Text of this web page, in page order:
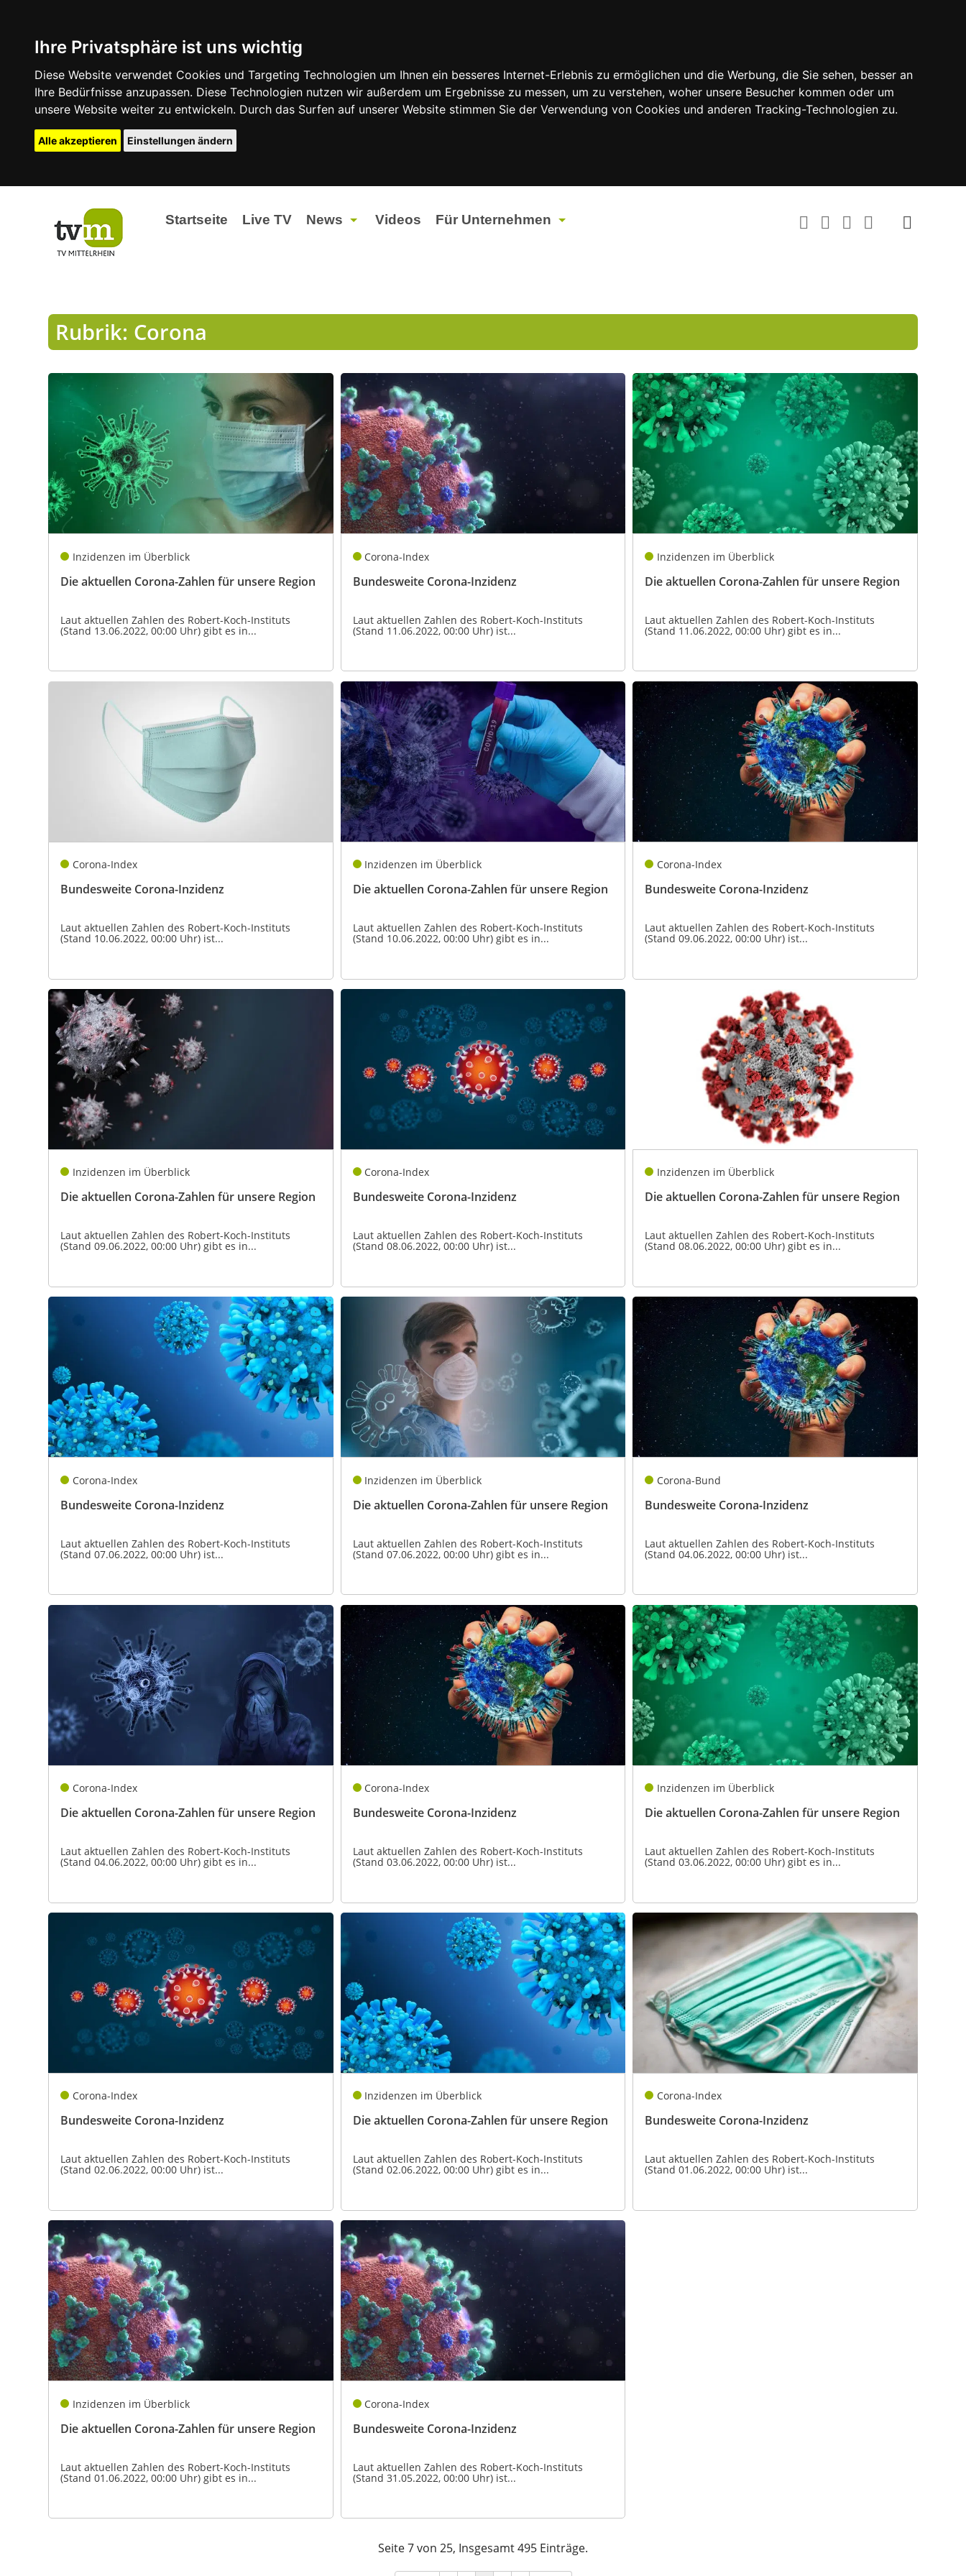
Ihre Privatsphäre ist uns wichtig
Diese Website verwendet Cookies und Targeting Technologien um Ihnen ein besseres Internet-Erlebnis zu ermöglichen und die Werbung, die Sie sehen, besser an
Ihre Bedürfnisse anzupassen. Diese Technologien nutzen wir außerdem um Ergebnisse zu messen, um zu verstehen, woher unsere Besucher kommen oder um
unsere Website weiter zu entwickeln. Durch das Surfen auf unserer Website stimmen Sie der Verwendung von Cookies und anderen Tracking-Technologien zu.
Alle akzeptieren Einstellungen ändern
Startseite Live TV News
Landtagswahlen 2026
Lokales
Partner Content
Sport
Videos Für Unternehmen
Rubrik: Corona
Inzidenzen im Überblick
Die aktuellen Corona-Zahlen für unsere Region
Laut aktuellen Zahlen des Robert-Koch-Instituts
(Stand 13.06.2022, 00:00 Uhr) gibt es in...
Corona-Index
Bundesweite Corona-Inzidenz
Laut aktuellen Zahlen des Robert-Koch-Instituts
(Stand 11.06.2022, 00:00 Uhr) ist...
Inzidenzen im Überblick
Die aktuellen Corona-Zahlen für unsere Region
Laut aktuellen Zahlen des Robert-Koch-Instituts
(Stand 11.06.2022, 00:00 Uhr) gibt es in...
Corona-Index
Bundesweite Corona-Inzidenz
Laut aktuellen Zahlen des Robert-Koch-Instituts
(Stand 10.06.2022, 00:00 Uhr) ist...
Inzidenzen im Überblick
Die aktuellen Corona-Zahlen für unsere Region
Laut aktuellen Zahlen des Robert-Koch-Instituts
(Stand 10.06.2022, 00:00 Uhr) gibt es in...
Corona-Index
Bundesweite Corona-Inzidenz
Laut aktuellen Zahlen des Robert-Koch-Instituts
(Stand 09.06.2022, 00:00 Uhr) ist...
Inzidenzen im Überblick
Die aktuellen Corona-Zahlen für unsere Region
Laut aktuellen Zahlen des Robert-Koch-Instituts
(Stand 09.06.2022, 00:00 Uhr) gibt es in...
Corona-Index
Bundesweite Corona-Inzidenz
Laut aktuellen Zahlen des Robert-Koch-Instituts
(Stand 08.06.2022, 00:00 Uhr) ist...
Inzidenzen im Überblick
Die aktuellen Corona-Zahlen für unsere Region
Laut aktuellen Zahlen des Robert-Koch-Instituts
(Stand 08.06.2022, 00:00 Uhr) gibt es in...
Corona-Index
Bundesweite Corona-Inzidenz
Laut aktuellen Zahlen des Robert-Koch-Instituts
(Stand 07.06.2022, 00:00 Uhr) ist...
Inzidenzen im Überblick
Die aktuellen Corona-Zahlen für unsere Region
Laut aktuellen Zahlen des Robert-Koch-Instituts
(Stand 07.06.2022, 00:00 Uhr) gibt es in...
Corona-Bund
Bundesweite Corona-Inzidenz
Laut aktuellen Zahlen des Robert-Koch-Instituts
(Stand 04.06.2022, 00:00 Uhr) ist...
Corona-Index
Die aktuellen Corona-Zahlen für unsere Region
Laut aktuellen Zahlen des Robert-Koch-Instituts
(Stand 04.06.2022, 00:00 Uhr) gibt es in...
Corona-Index
Bundesweite Corona-Inzidenz
Laut aktuellen Zahlen des Robert-Koch-Instituts
(Stand 03.06.2022, 00:00 Uhr) ist...
Inzidenzen im Überblick
Die aktuellen Corona-Zahlen für unsere Region
Laut aktuellen Zahlen des Robert-Koch-Instituts
(Stand 03.06.2022, 00:00 Uhr) gibt es in...
Corona-Index
Bundesweite Corona-Inzidenz
Laut aktuellen Zahlen des Robert-Koch-Instituts
(Stand 02.06.2022, 00:00 Uhr) ist...
Inzidenzen im Überblick
Die aktuellen Corona-Zahlen für unsere Region
Laut aktuellen Zahlen des Robert-Koch-Instituts
(Stand 02.06.2022, 00:00 Uhr) gibt es in...
Corona-Index
Bundesweite Corona-Inzidenz
Laut aktuellen Zahlen des Robert-Koch-Instituts
(Stand 01.06.2022, 00:00 Uhr) ist...
Inzidenzen im Überblick
Die aktuellen Corona-Zahlen für unsere Region
Laut aktuellen Zahlen des Robert-Koch-Instituts
(Stand 01.06.2022, 00:00 Uhr) gibt es in...
Corona-Index
Bundesweite Corona-Inzidenz
Laut aktuellen Zahlen des Robert-Koch-Instituts
(Stand 31.05.2022, 00:00 Uhr) ist...
Seite 7 von 25, Insgesamt 495 Einträge.